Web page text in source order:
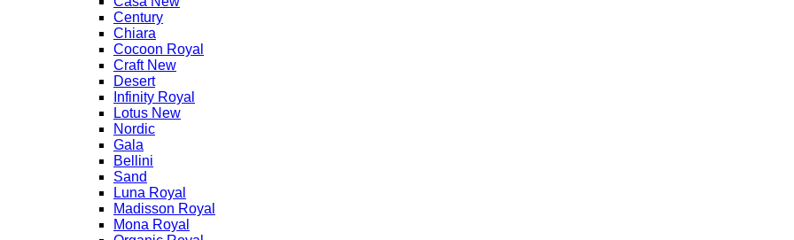
Century
Chiara
Cocoon Royal
Craft New
Desert
Infinity Royal
Lotus New
Nordic
Gala
Bellini
Sand
Luna Royal
Madisson Royal
Mona Royal